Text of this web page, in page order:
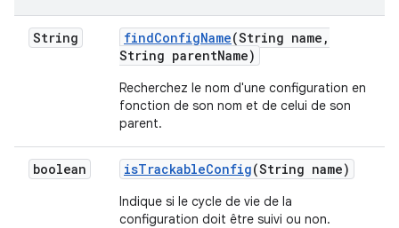
String findConfigName(String name ,
String parentName)
Recherchez le nom d'une configuration en
fonction de son nom et de celui de son
parent.
boolean isTrackableConfig(String name)
Indique si le cycle de vie de la
configuration doit être suivi ou non.